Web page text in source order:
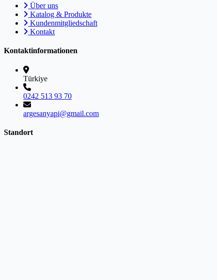
Über uns
Katalog & Produkte
Kundenmitgliedschaft
Kontakt
Kontaktinformationen
Türkiye
0242 513 93 70
argesanyapi@gmail.com
Standort